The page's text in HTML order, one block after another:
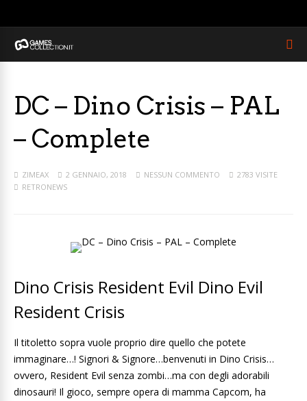
DC – Dino Crisis – PAL
– Complete
ZIMEAX 2 GENNAIO, 2018 NESSUN COMMENTO
2783 VISITE
RETRONEWS
Dino Crisis Resident Evil Dino Evil
Resident Crisis
Il titoletto sopra vuole proprio dire quello che potete
immaginare…! Signori & Signore…benvenuti in Dino Crisis…
ovvero, Resident Evil senza zombi…ma con degli adorabili
dinosauri! Il gioco, sempre opera di mamma Capcom, ha